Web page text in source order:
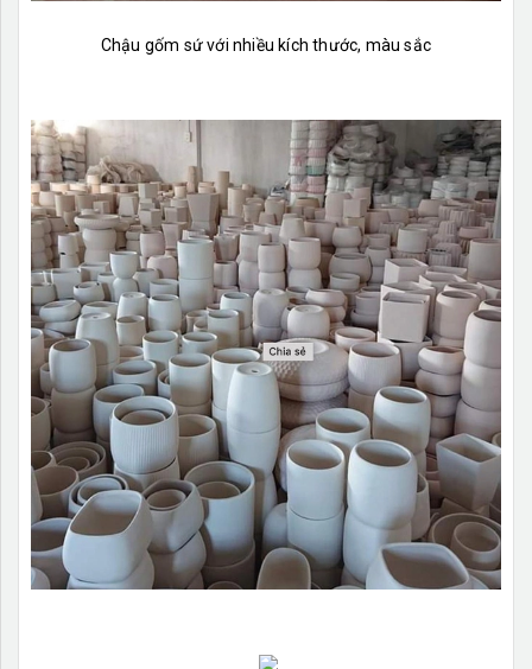
Chậu gốm sứ với nhiều kích thước, màu sắc